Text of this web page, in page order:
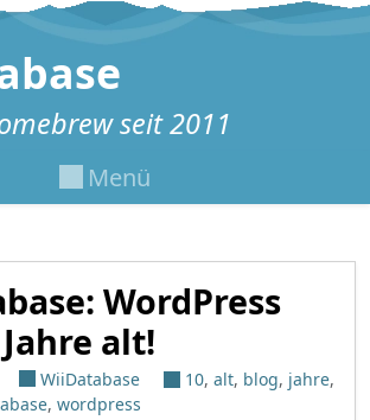
seit 2011
Menü
WordPress
alt!
WiiDatabase 10, alt, blog, jahre,
, wordpress